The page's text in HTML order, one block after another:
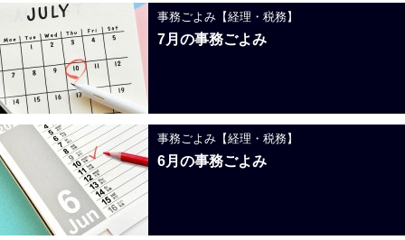
事務ごよみ【経理・税務】
7月の事務ごよみ
事務ごよみ【経理・税務】
6月の事務ごよみ